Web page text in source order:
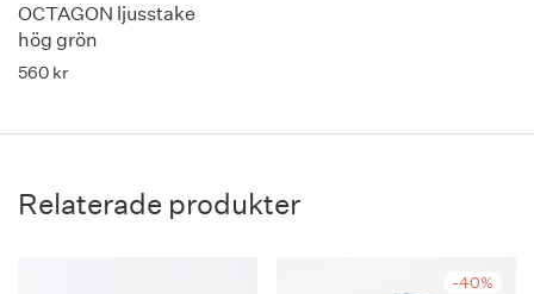
OCTAGON ljusstake
hög grön
560 kr
Relaterade produkter
-40%